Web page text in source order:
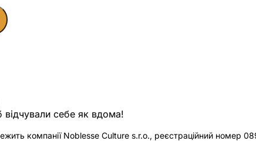
себе як вдома!
компанії Noblesse Culture s.r.o., реєстраційний номер